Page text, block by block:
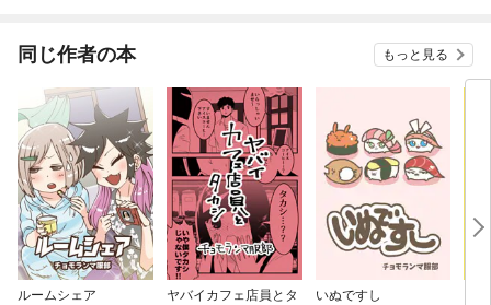
同じ作者の本 もっと見る
ルームシェア
ヤバイカフェ店員とタ
いぬですし